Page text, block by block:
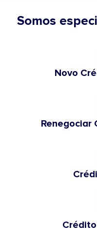
Somos
Novo
Renegociar